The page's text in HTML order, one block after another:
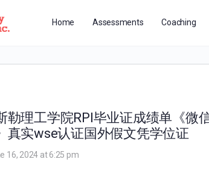
Home Assessments Coaching
勒理工学院RPI毕业证成绩单《微
真实wse认证国外假文凭学位证
16, 2024 at 6:25 pm